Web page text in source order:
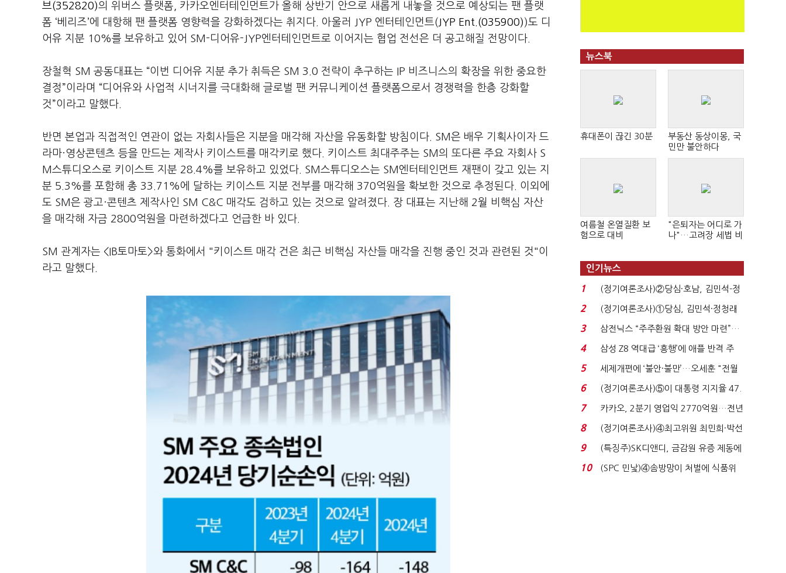
브(352820)의 위버스 플랫폼, 카카오엔터테인먼트가 올해 상반기 안으로 새롭게 내놓을 것으로 예상되는 팬 플랫
폼 ‘베리즈’에 대항해 팬 플랫폼 영향력을 강화하겠다는 취지다. 아울러 JYP 엔터테인먼트( JYP Ent.(035900) )도 디
어유 지분 10%를 보유하고 있어 SM-디어유-JYP엔터테인먼트로 이어지는 협업 전선은 더 공고해질 전망이다.
장철혁 SM 공동대표는 “이번 디어유 지분 추가 취득은 SM 3.0 전략이 추구하는 IP 비즈니스의 확장을 위한 중요한
결정”이라며 “디어유와 사업적 시너지를 극대화해 글로벌 팬 커뮤니케이션 플랫폼으로서 경쟁력을 한층 강화할
것”이라고 말했다.
반면 본업과 직접적인 연관이 없는 자회사들은 지분을 매각해 자산을 유동화할 방침이다. SM은 배우 기획사이자 드
라마·영상콘텐츠 등을 만드는 제작사 키이스트를 매각키로 했다. 키이스트 최대주주는 SM의 또다른 주요 자회사 S
M스튜디오스로 키이스트 지분 28.4%를 보유하고 있었다. SM스튜디오스는 SM엔터테인먼트 재팬이 갖고 있는 지
분 5.3%를 포함해 총 33.71%에 달하는 키이스트 지분 전부를 매각해 370억원을 확보한 것으로 추정된다. 이외에
도 SM은 광고·콘텐츠 제작사인 SM C&C 매각도 검하고 있는 것으로 알려졌다. 장 대표는 지난해 2월 비핵심 자산
을 매각해 자금 2800억원을 마련하겠다고 언급한 바 있다.
SM 관계자는 <IB토마토>와 통화에서 "키이스트 매각 건은 최근 비핵심 자산들 매각을 진행 중인 것과 관련된 것"이
라고 말했다.
뉴스북
휴대폰이 끊긴 30분
부동산 동상이몽, 국
민만 불안하다
여름철 온열질환 보
험으로 대비
"은퇴자는 어디로 가
나"…고려장 세법 비
인기뉴스
1
(정기여론조사)②당심·호남, 김민석-정
청래 '초접전'...
2
(정기여론조사)①당심, 김민석·정청래
'초접전'…대통령 ...
3
삼전닉스 “주주환원 확대 방안 마련”…
로이터에 성명...
4
삼성 Z8 역대급 ‘흥행’에 애플 반격 주
목…9월 ‘폴...
5
세제개편에 ‘불안·불만’…오세훈 "전월
세 구하기 더 ...
6
(정기여론조사)⑤이 대통령 지지율 47.
7%…일주일 만에 ...
7
카카오, 2분기 영업익 2770억원…전년
비 36% 증가...
8
(정기여론조사)④최고위원 최민희·박선
원 '양강'…서미...
9
(특징주)SK디앤디, 금감원 유증 제동에
장 초반 상한가...
10
(SPC 민낯)④솜방망이 처벌에 식품위